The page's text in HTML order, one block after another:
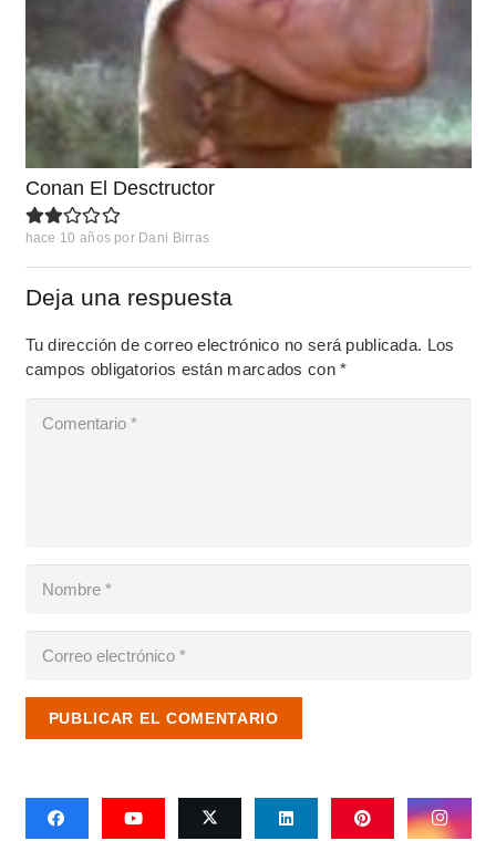
Conan El Desctructor
hace 10 años por Dani Birras
Deja una respuesta
Tu dirección de correo electrónico no será publicada. Los
campos obligatorios están marcados con*
PUBLICAR EL COMENTARIO